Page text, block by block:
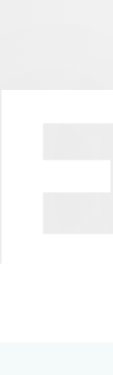
静
方
雷